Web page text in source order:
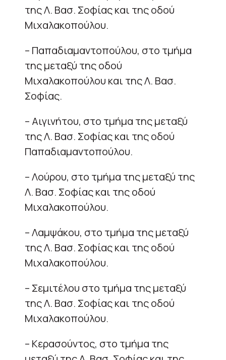
της Λ. Βασ. Σοφίας και της οδού
Μιχαλακοπούλου.
– Παπαδιαμαντοπούλου, στο τμήμα
της μεταξύ της οδού
Μιχαλακοπούλου και της Λ. Βασ.
Σοφίας.
– Αιγινήτου, στο τμήμα της μεταξύ
της Λ. Βασ. Σοφίας και της οδού
Παπαδιαμαντοπούλου.
– Λούρου, στο τμήμα της μεταξύ της
Λ. Βασ. Σοφίας και της οδού
Μιχαλακοπούλου.
– Λαμψάκου, στο τμήμα της μεταξύ
της Λ. Βασ. Σοφίας και της οδού
Μιχαλακοπούλου.
– Σεμιτέλου στο τμήμα της μεταξύ
της Λ. Βασ. Σοφίας και της οδού
Μιχαλακοπούλου.
– Κερασούντος, στο τμήμα της